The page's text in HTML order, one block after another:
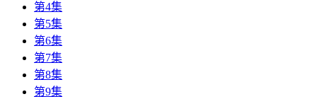
第4集
第5集
第6集
第7集
第8集
第9集